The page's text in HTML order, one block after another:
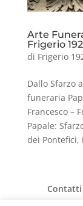
Arte
Frigerio
di Frigerio
Dallo Sfarzo
funeraria
Francesco –
Papale:
dei
Contatti